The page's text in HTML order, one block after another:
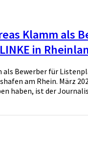
Klamm als
in
Bewerber für
am Rhein. März
haben, ist der